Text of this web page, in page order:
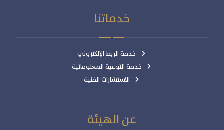
خدماتنا
خدمة الربط الإلكتروني
خدمة التوعية المعلوماتية
الاستشارات الفنية
عن الهيئة